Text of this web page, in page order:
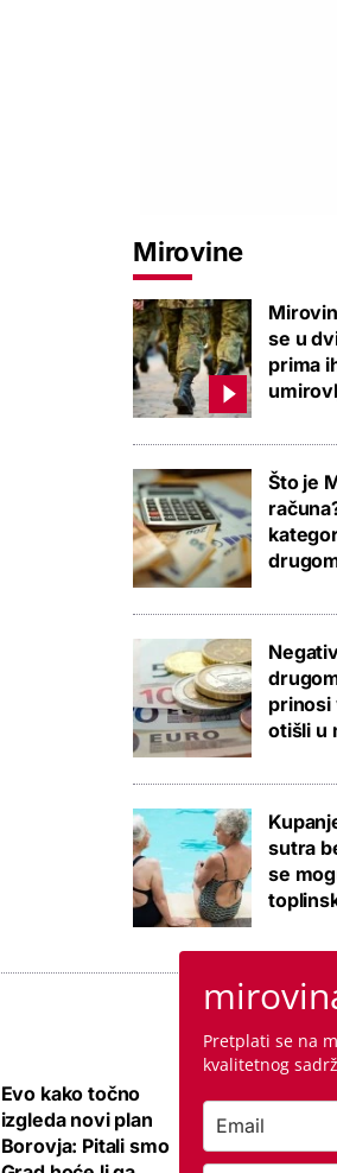
Mirovine
se u
prima
Što je
prinosi
otišli u
sutra
se
Evo kako točno
izgleda novi plan
Borovja: Pitali smo
Pretplati se na
kvalitetnog